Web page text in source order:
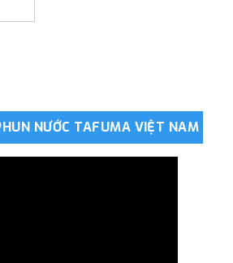
NƯỚC TAFUMA VIỆT NAM